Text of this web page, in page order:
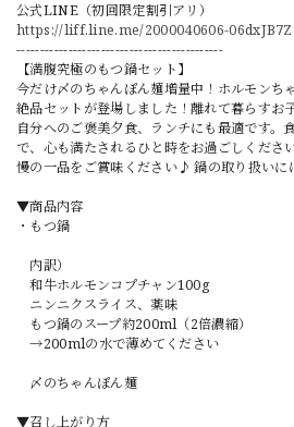
公式LINE（初回限定割引アリ）
https://liff.line.me/2000040606-06dxJB7Z
--------------------------------------------
【満腹究極のもつ鍋セット】
今だけ〆のちゃんぽん麺増量中！ホルモンち
絶品セットが登場しました！離れて暮らすお
自分へのご褒美夕食、ランチにも最適です。
で、心も満たされるひと時をお過ごしくださ
慢の一品をご賞味ください♪ 鍋の取り扱いに
▼商品内容
・もつ鍋
内訳）
和牛ホルモンコプチャン100g
ニンニクスライス、薬味
もつ鍋のスープ約200ml（2倍濃縮）
→200mlの水で薄めてください
〆のちゃんぽん麺
▼召し上がり方